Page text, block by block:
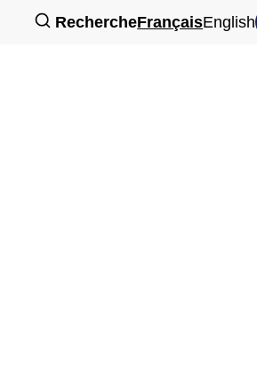
RechercheFrançaisEnglish